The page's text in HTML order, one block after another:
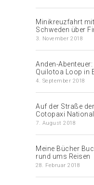
Minikreuzfahrt
Schweden über
3. November 2018
Anden-
Quilotoa Loop in
4. September 2018
Auf der Straße
Cotopaxi
7. August 2018
Meine Bücher
rund ums Reisen
28. Februar 2018